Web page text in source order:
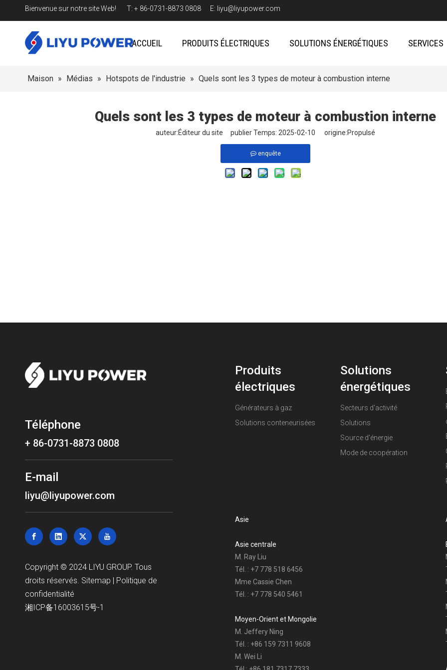
Bienvenue sur notre site Web! T: + 86-0731-8873 0808 E: liyu@liyupower.com
ACCUEIL PRODUITS ÉLECTRIQUES SOLUTIONS ÉNERGÉTIQUES SERVICES
Maison » Médias » Hotspots de l'industrie » Quels sont les 3 types de moteur à combustion interne
Quels sont les 3 types de moteur à combustion interne
auteur:Éditeur du site publier Temps: 2025-02-10 origine:Propulsé
enquête
Téléphone
+ 86-0731-8873 0808
E-mail
liyu@liyupower.com
Copyright © 2024 LIYU GROUP. Tous
droits réservés. Sitemap
Politique de
confidentialité
湘ICP备16003615号-1
Produits
électriques
Générateurs à gaz
Solutions conteneurisées
Solutions
énergétiques
Secteurs d'activité
Solutions
Source d'énergie
Mode de coopération
Asie
Asie centrale
M. Ray Liu
Tél. : +7 778 518 6456
Mme Cassie Chen
Tél. : +7 778 540 5461
Moyen-Orient et Mongolie
M. Jeffery Ning
Tél. : +86 159 7311 9608
M. Wei Li